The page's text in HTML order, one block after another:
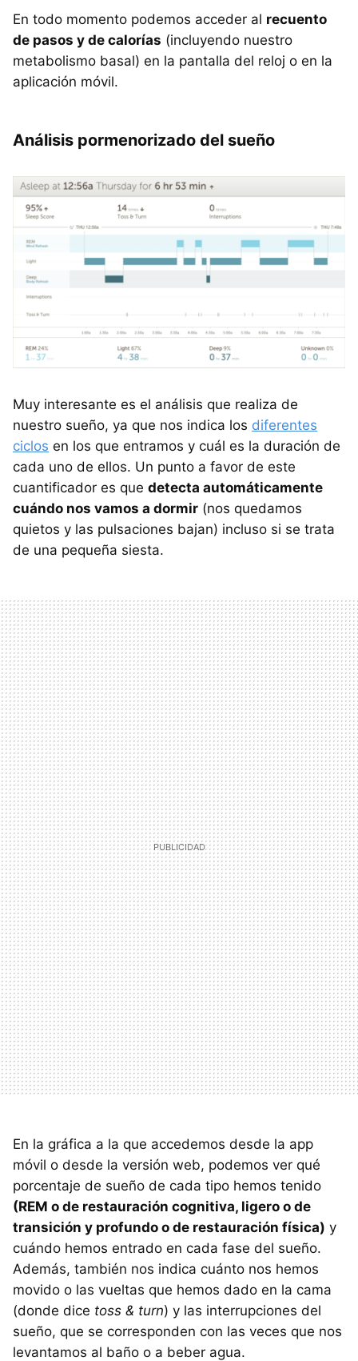
En todo momento podemos acceder al recuento
de pasos y de calorías (incluyendo nuestro
metabolismo basal) en la pantalla del reloj o en la
aplicación móvil.
Análisis pormenorizado del sueño
Muy interesante es el análisis que realiza de
nuestro sueño, ya que nos indica los diferentes
ciclos en los que entramos y cuál es la duración de
cada uno de ellos. Un punto a favor de este
cuantificador es que detecta automáticamente
cuándo nos vamos a dormir (nos quedamos
quietos y las pulsaciones bajan) incluso si se trata
de una pequeña siesta.
En la gráfica a la que accedemos desde la app
móvil o desde la versión web, podemos ver qué
porcentaje de sueño de cada tipo hemos tenido
(REM o de restauración cognitiva, ligero o de
transición y profundo o de restauración física) y
cuándo hemos entrado en cada fase del sueño.
Además, también nos indica cuánto nos hemos
movido o las vueltas que hemos dado en la cama
(donde dice toss & turn) y las interrupciones del
sueño, que se corresponden con las veces que nos
levantamos al baño o a beber agua.